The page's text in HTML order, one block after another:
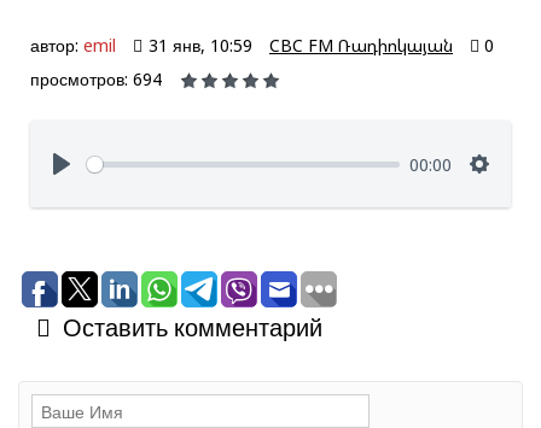
автор: emil 31 янв, 10:59 CBC FM Ռադիոկայան
0
просмотров: 694
00:00
Оставить комментарий